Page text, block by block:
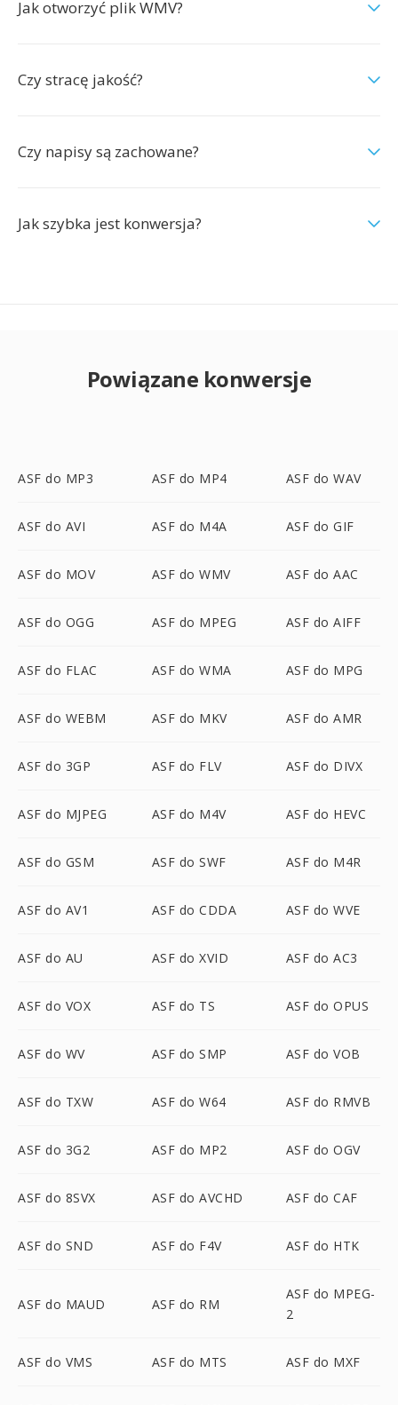
Jak otworzyć plik WMV?
Czy stracę jakość?
Czy napisy są zachowane?
Jak szybka jest konwersja?
Powiązane konwersje
ASF do MP3 ASF do MP4 ASF do WAV
ASF do AVI ASF do M4A ASF do GIF
ASF do MOV ASF do WMV ASF do AAC
ASF do OGG ASF do MPEG ASF do AIFF
ASF do FLAC ASF do WMA ASF do MPG
ASF do WEBM ASF do MKV ASF do AMR
ASF do 3GP ASF do FLV ASF do DIVX
ASF do MJPEG ASF do M4V ASF do HEVC
ASF do GSM ASF do SWF ASF do M4R
ASF do AV1 ASF do CDDA ASF do WVE
ASF do AU ASF do XVID ASF do AC3
ASF do VOX ASF do TS ASF do OPUS
ASF do WV ASF do SMP ASF do VOB
ASF do TXW ASF do W64 ASF do RMVB
ASF do 3G2 ASF do MP2 ASF do OGV
ASF do 8SVX ASF do AVCHD ASF do CAF
ASF do SND ASF do F4V ASF do HTK
ASF do MAUD ASF do RM
ASF do MPEG-
2
ASF do VMS ASF do MTS ASF do MXF